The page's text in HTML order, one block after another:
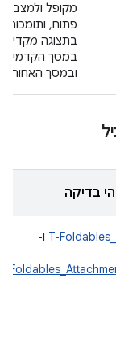
מקופל ולמצב
פתוח, ותומכות
בתצוגה
במסך הקדמי
ובמסך האחורי.
בדיקה
T- ו-